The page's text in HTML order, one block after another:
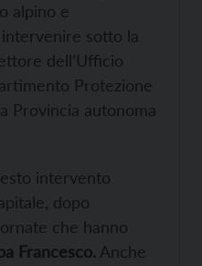
alpino e
sotto la
dell’Ufficio
Protezione
Provincia autonoma
intervento
dopo
che hanno
Francesco. Anche